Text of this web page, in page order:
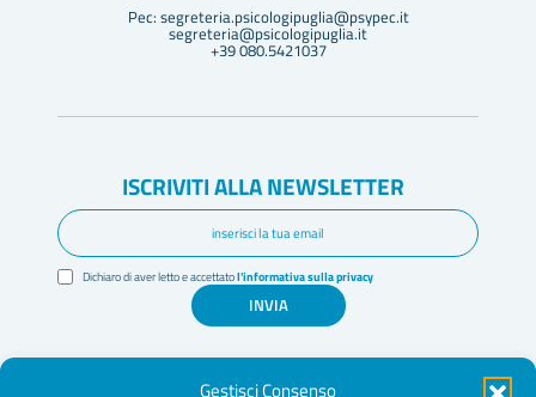
Gestisci Consenso
Pec: segreteria.psicologipuglia@psypec.it
segreteria@psicologipuglia.it
+39 080.5421037
ISCRIVITI ALLA NEWSLETTER
Dichiaro di aver letto e accettatol'informativa sulla privacy
INVIA